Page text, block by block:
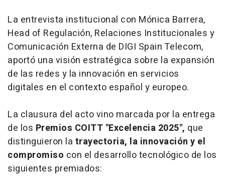
La entrevista institucional con Mónica Barrera,
Head of Regulación, Relaciones Institucionales y
Comunicación Externa de DIGI Spain Telecom,
aportó una visión estratégica sobre la expansión
de las redes y la innovación en servicios
digitales en el contexto español y europeo.
La clausura del acto vino marcada por la entrega
de los Premios COITT "Excelencia 2025", que
distinguieron la trayectoria, la innovación y el
compromiso con el desarrollo tecnológico de los
siguientes premiados: